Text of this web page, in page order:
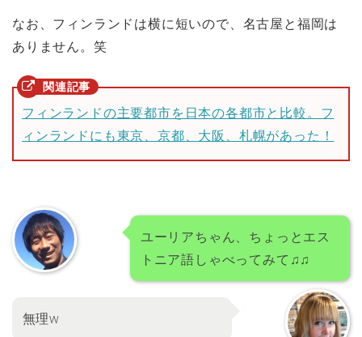
なお、フィンランドは横に短いので、名古屋と福岡は
ありません。笑
フィンランドの主要都市を日本の各都市と比較。フ
ィンランドにも東京、京都、大阪、札幌があった！
ユーリアちゃん、ちょっとエス
トニア語しゃべってみて♫♫
無理w